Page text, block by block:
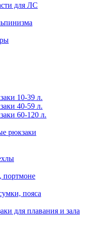
для ЛС
10-39 л.
40-59 л.
60-120 л.
рюкзаки
портмоне
пояса
для плавания и зала